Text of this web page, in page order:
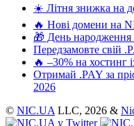
☀️ Літня знижка на
🔥 Нові домени на
🎁 День народження
Передзамовте свій
🔥 –30% на
Отримай .PAY за
2026
© NIC.UA LLC, 2026 &